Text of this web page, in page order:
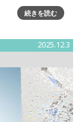
・3針モデルを
スペックを高次
デイト オート
続きを読む
2025.12.3